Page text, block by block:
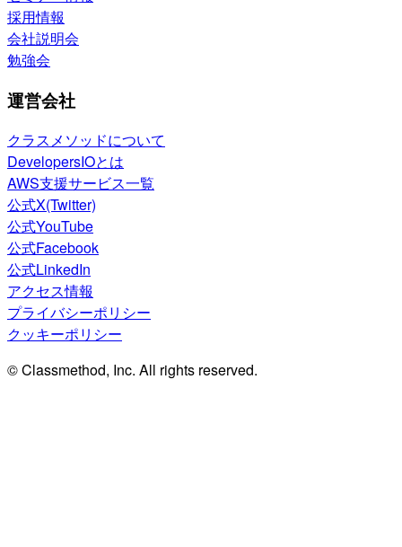
採用情報
会社説明会
勉強会
運営会社
クラスメソッドについて
DevelopersIOとは
AWS支援サービス一覧
公式X(Twitter)
公式YouTube
公式Facebook
公式LinkedIn
アクセス情報
プライバシーポリシー
クッキーポリシー
© Classmethod, Inc. All rights reserved.